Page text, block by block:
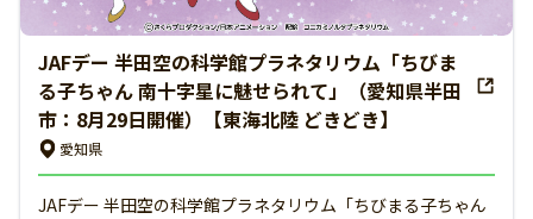
JAFデー 半田空の科学館プラネタリウム「ちびま
る子ちゃん 南十字星に魅せられて」（愛知県半田
市：8月29日開催）【東海北陸 どきどき】
愛知県
JAFデー 半田空の科学館プラネタリウム「ちびまる子ちゃん